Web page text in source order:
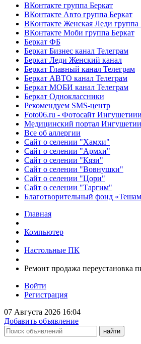
ВКонтакте группа Беркат
ВКонтакте Авто группа Беркат
ВКонтакте Женская Леди группа
ВКонтакте Моби группа Беркат
Беркат ФБ
Беркат Бизнес канал Телеграм
Беркат Леди Женский канал
Беркат Главный канал Телеграм
Беркат АВТО канал Телеграм
Беркат МОБИ канал Телеграм
Беркат Одноклассники
Рекомендуем SMS-центр
Foto06.ru - Фотосайт Ингушетиии
Медицинский портал Ингушетии
Все об аллергии
Сайт о селении "Хамхи"
Сайт о селении "Армхи"
Сайт о селении "Кязи"
Сайт о селении "Вовнушки"
Сайт о селении "Цори"
Сайт о селении "Таргим"
Благотворительный фонд
Главная
Компьютер
Настольные ПК
Ремонт продажа переустановка
Войти
Регистрация
07 Августа 2026 16:04
Добавить объявление